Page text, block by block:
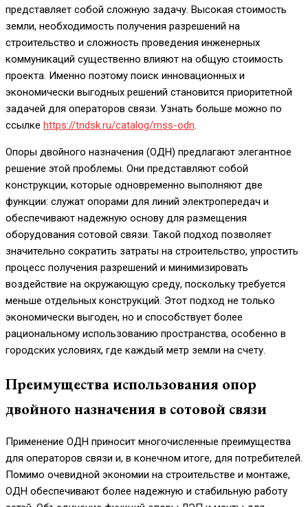
представляет собой сложную задачу. Высокая стоимость
земли, необходимость получения разрешений на
строительство и сложность проведения инженерных
коммуникаций существенно влияют на общую стоимость
проекта. Именно поэтому поиск инновационных и
экономически выгодных решений становится приоритетной
задачей для операторов связи. Узнать больше можно по
ссылке https://tndsk.ru/catalog/mss-odn.
Опоры двойного назначения (ОДН) предлагают элегантное
решение этой проблемы. Они представляют собой
конструкции, которые одновременно выполняют две
функции: служат опорами для линий электропередач и
обеспечивают надежную основу для размещения
оборудования сотовой связи. Такой подход позволяет
значительно сократить затраты на строительство, упростить
процесс получения разрешений и минимизировать
воздействие на окружающую среду, поскольку требуется
меньше отдельных конструкций. Этот подход не только
экономически выгоден, но и способствует более
рациональному использованию пространства, особенно в
городских условиях, где каждый метр земли на счету.
Преимущества использования опор
двойного назначения в сотовой связи
Применение ОДН приносит многочисленные преимущества
для операторов связи и, в конечном итоге, для потребителей.
Помимо очевидной экономии на строительстве и монтаже,
ОДН обеспечивают более надежную и стабильную работу